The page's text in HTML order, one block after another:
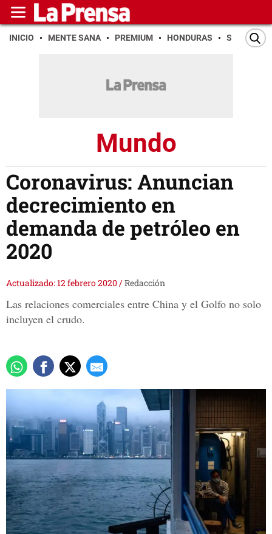
INICIO MENTE SANA PREMIUM HONDURAS SAN PEDRO
Mundo
Coronavirus: Anuncian
decrecimiento en
demanda de petróleo en
2020
Actualizado: 12 febrero 2020/Redacción
Las relaciones comerciales entre China y el Golfo no solo
incluyen el crudo.